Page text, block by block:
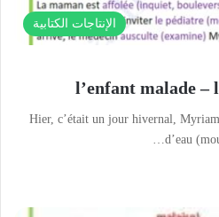
الإنتاجات الكتابية
l’enfant malade
Hier, c’était un jour hivernal,
d’eau